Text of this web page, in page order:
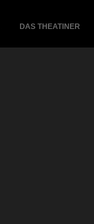
DAS THEATINER